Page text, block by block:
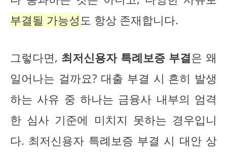
부결될 가능성도 항상 존재합니다.
그렇다면, 최저신용자 특례보증 부결은 왜
일어나는 걸까요? 대출 부결 시 흔히 발생
하는 사유 중 하나는 금융사 내부의 엄격
한 심사 기준에 미치지 못하는 경우입니
다. 최저신용자 특례보증 부결 시 대안 상